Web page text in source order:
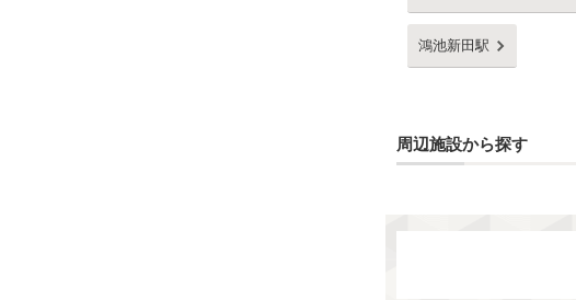
鴻池新田駅
周辺施設から探す